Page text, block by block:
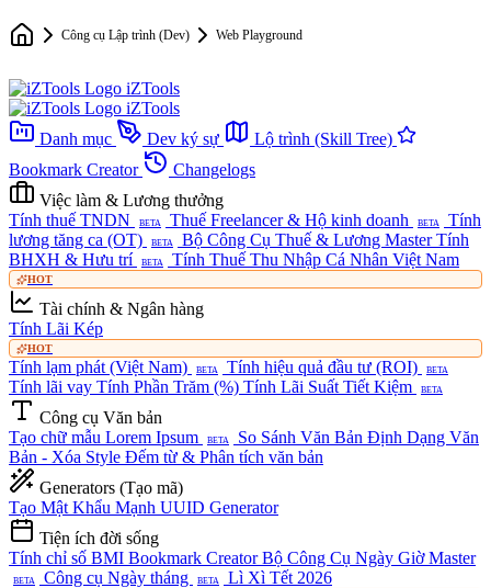
Công cụ Lập trình (Dev) Web Playground
iZTools
iZTools
Danh mục
Dev ký sự
Lộ trình (Skill Tree)
Bookmark Creator
Changelogs
Việc làm & Lương thưởng
Tính thuế TNDN
BETA Thuế Freelancer & Hộ kinh doanh BETA
Tính
lương tăng ca (OT)
BETA Bộ Công Cụ Thuế & Lương MasterTính
BHXH & Hưu trí
BETA Tính Thuế Thu Nhập Cá Nhân Việt Nam
HOT
Tài chính & Ngân hàng
Tính Lãi Kép
HOT
Tính lạm phát (Việt Nam) BETA Tính hiệu quả đầu tư (ROI) BETA
Tính lãi vay Tính Phần Trăm (%) Tính Lãi Suất Tiết Kiệm BETA
Công cụ Văn bản
Tạo chữ mẫu Lorem Ipsum
BETA So Sánh Văn Bản Định Dạng Văn
Bản - Xóa Style Đếm từ & Phân tích văn bản
Generators (Tạo mã)
Tạo Mật Khẩu Mạnh UUID Generator
Tiện ích đời sống
Tính chỉ số BMI Bookmark CreatorBộ Công Cụ Ngày Giờ Master
BETA Công cụ Ngày tháng BETA Lì Xì Tết 2026